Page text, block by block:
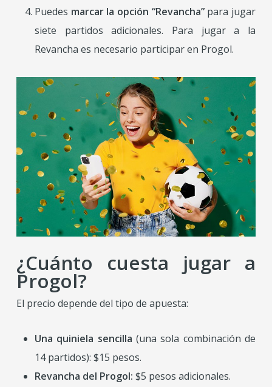
Puedes marcar la opción “Revancha” para jugar
siete partidos adicionales. Para jugar a la
Revancha es necesario participar en Progol.
¿Cuánto cuesta jugar a
Progol?
El precio depende del tipo de apuesta:
Una quiniela sencilla (una sola combinación de
14 partidos): $15 pesos.
Revancha del Progol: $5 pesos adicionales.